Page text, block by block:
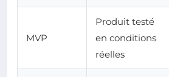
MVP
Produit testé
en conditions
réelles